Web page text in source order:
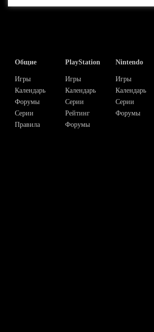
Общие
Игры
Календарь
Форумы
Серии
Правила
PlayStation
Игры
Календарь
Серии
Рейтинг
Форумы
Nintendo
Игры
Календарь
Серии
Форумы